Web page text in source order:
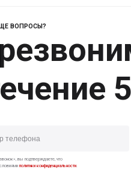
ВОПРОСЫ?
вы подтверждаете, что
политики конфиденциальности.